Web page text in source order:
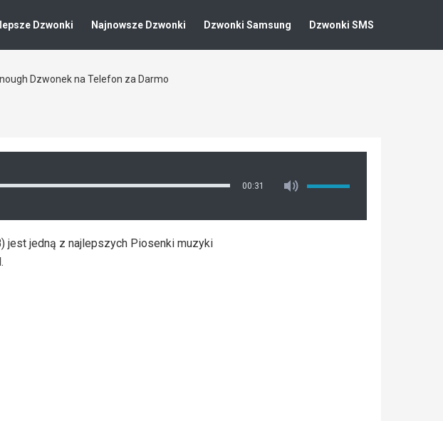
Dzwonki Najnowsze Dzwonki Dzwonki Samsung Dzwonki SMS
Dzwonek na Telefon za Darmo
00:31
jest jedną z najlepszych Piosenki muzyki